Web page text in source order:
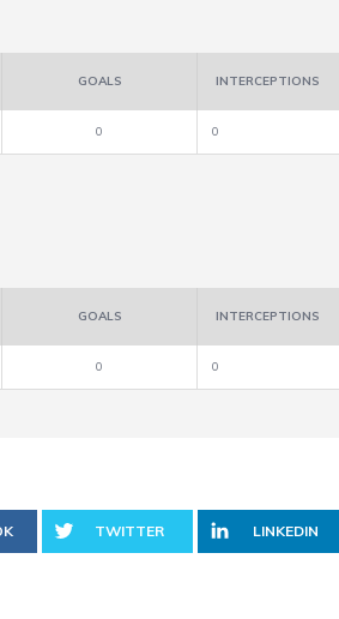
GOALS INTERCEPTIONS
0 0
GOALS INTERCEPTIONS
0 0
TWITTER LINKEDIN